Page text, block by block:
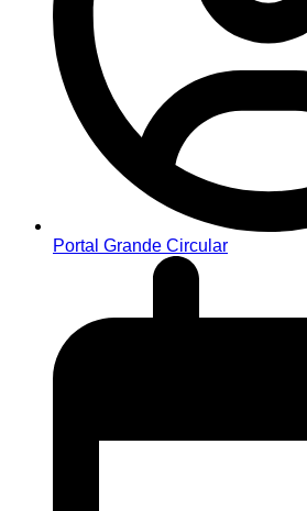
Portal Grande Circular